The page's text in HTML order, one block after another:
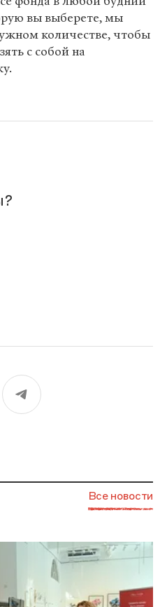
вы выберете, мы
количестве, чтобы
с собой на
Все новости